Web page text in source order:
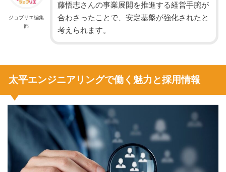
ジョブリエ編集
部
藤悟志さんの事業展開を推進する経営手腕が
合わさったことで、安定基盤が強化されたと
考えられます。
太平エンジニアリングで働く魅力と採用情報